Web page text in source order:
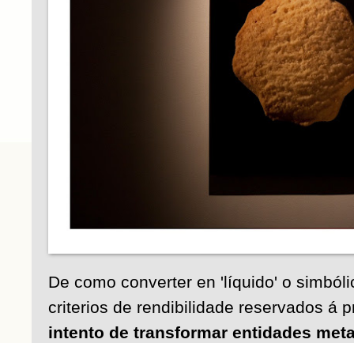
De como converter en 'líquido' o
criterios de rendibilidade reservados á
intento de transformar entidades